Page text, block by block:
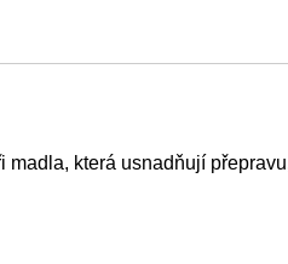
která usnadňují